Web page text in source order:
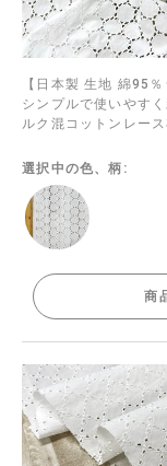
【日本製 生地 綿95
シンプルで使いやす
ルク混コットンレー
選択中の色、柄:
商